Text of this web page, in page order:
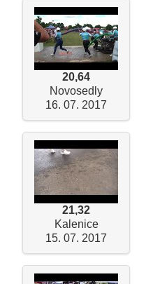
20,64
Novosedly
16. 07. 2017
21,32
Kalenice
15. 07. 2017